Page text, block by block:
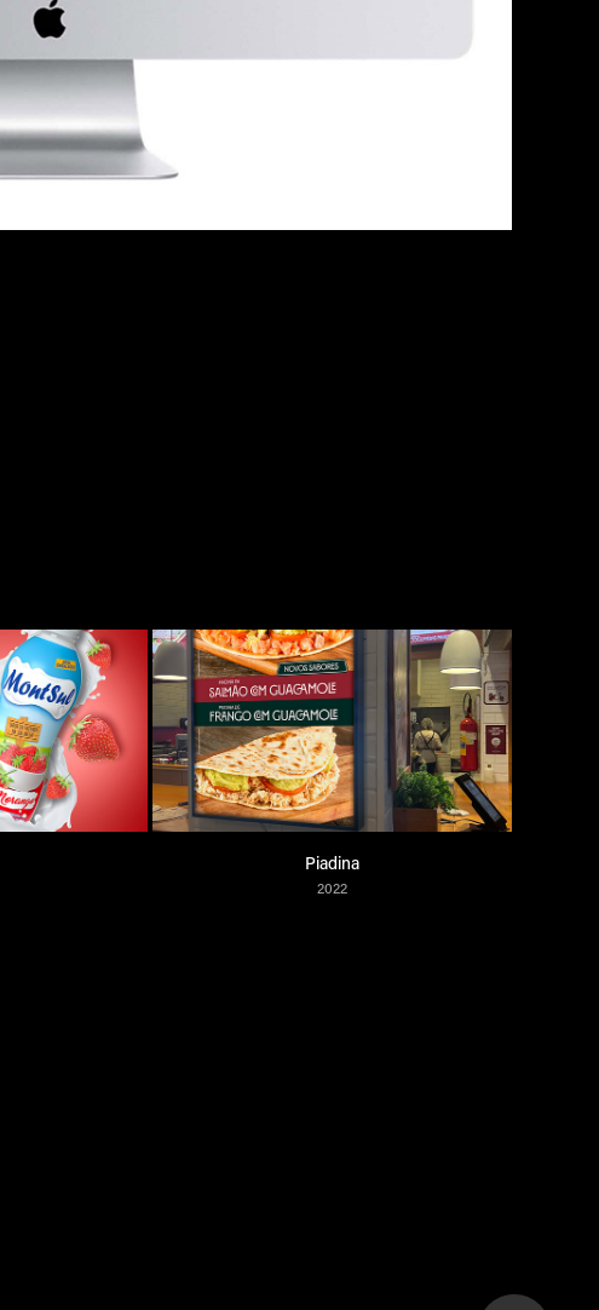
Piadina
2022